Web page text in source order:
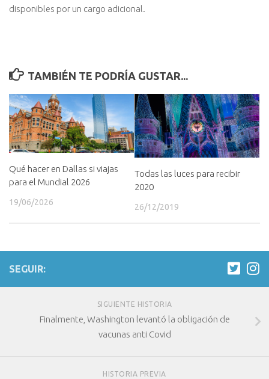
disponibles por un cargo adicional.
TAMBIÉN TE PODRÍA GUSTAR...
Qué hacer en Dallas si viajas
para el Mundial 2026
19/06/2026
Todas las luces para recibir
2020
26/12/2019
SEGUIR:
SIGUIENTE HISTORIA
Finalmente, Washington levantó la obligación de
vacunas anti Covid
HISTORIA PREVIA